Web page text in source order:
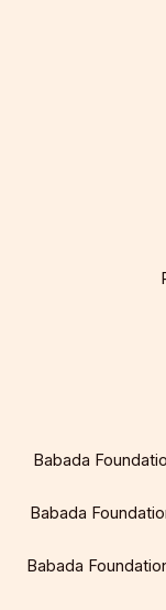
Babada
Babada
Babada